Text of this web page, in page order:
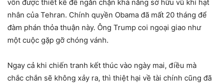
vốn được thiết kế để ngăn chặn khả năng sở hữu vũ khí hạt
nhân của Tehran. Chính quyền Obama đã mất 20 tháng để
đàm phán thỏa thuận này. Ông Trump coi ngoại giao như
một cuộc gặp gỡ chóng vánh.
Ngay cả khi chiến tranh kết thúc vào ngày mai, điều mà
chắc chắn sẽ không xảy ra, thì thiệt hại về tài chính cũng đã